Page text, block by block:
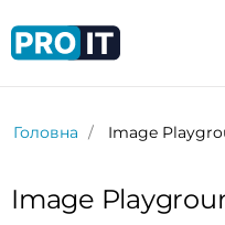
Головна Image
Image